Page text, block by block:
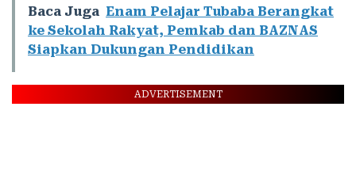
Baca Juga Enam Pelajar Tubaba Berangkat
ke Sekolah Rakyat, Pemkab dan BAZNAS
Siapkan Dukungan Pendidikan
ADVERTISEMENT